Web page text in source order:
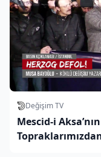
Değişim TV
Mescid-i